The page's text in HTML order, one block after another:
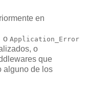
en
o Application_Error
o
que
alguno de los